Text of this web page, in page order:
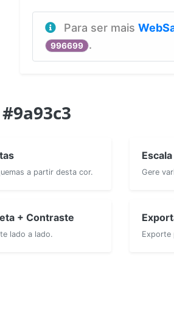
Para ser mais
996699 .
a partir desta cor. Gere
+ Contraste
lado a lado. Exporte